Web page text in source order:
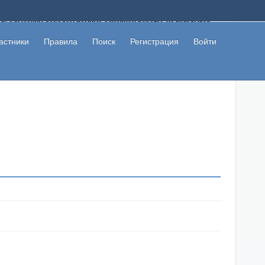
с высоким доходом помимо основной работы, не вкладывая
не попались на развод. Вы сможете начать зарабатывать
Правила Поиск Регистрация Войти